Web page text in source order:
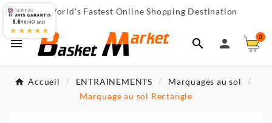
 World's Fastest Online Shopping Destination
  
0
Accueil ENTRAINEMENTS
Marquages au sol
Marquage au sol Rectangle
9.6/10 (467 avis)
★★★★★